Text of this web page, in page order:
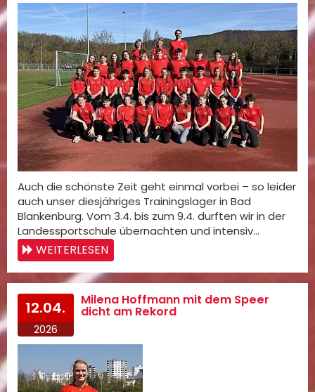
Auch die schönste Zeit geht einmal vorbei – so leider
auch unser diesjähriges Trainingslager in Bad
Blankenburg. Vom 3.4. bis zum 9.4. durften wir in der
Landessportschule übernachten und intensiv…
WEITERLESEN
12.04.
2026
Milena Hoffmann mit dem Speer
dicht am Rekord